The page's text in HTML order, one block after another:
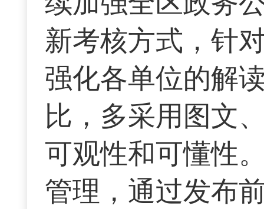
新考核方式，针
强化各单位的解
比，多采用图文
可观性和可懂性
管理，通过发布